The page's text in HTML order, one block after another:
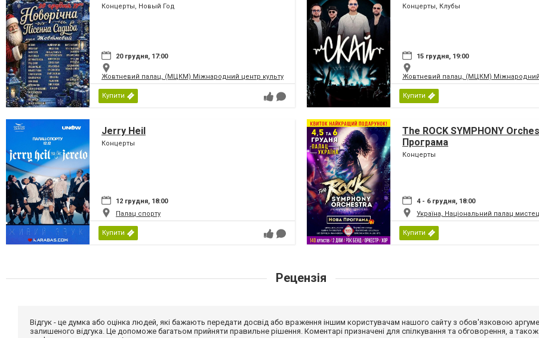
Концерты, Новый Год
20 грудня, 17:00
Жовтневий палац, (МЦКМ) Міжнародний центр культури і мистецтв Федерації профспілок України
Купити
Концерты, Клубы
15 грудня, 19:00
Жовтневий палац, (МЦКМ) Міжнародний
Купити
Jerry Heil
Концерты
12 грудня, 18:00
Палац спорту
Купити
The ROCK SYMPHONY
Програма
Концерты
4 - 6 грудня, 18:00
Україна, Національний палац
Купити
Рецензія
Відгук - це думка або оцінка людей, які бажають передати досвід або враження іншим користувачам нашого сайту з обов'язковою
залишеного відгука. Це допоможе багатьом прийняти правильне рішення. Коментарі призначені для спілкування та обговорення, а